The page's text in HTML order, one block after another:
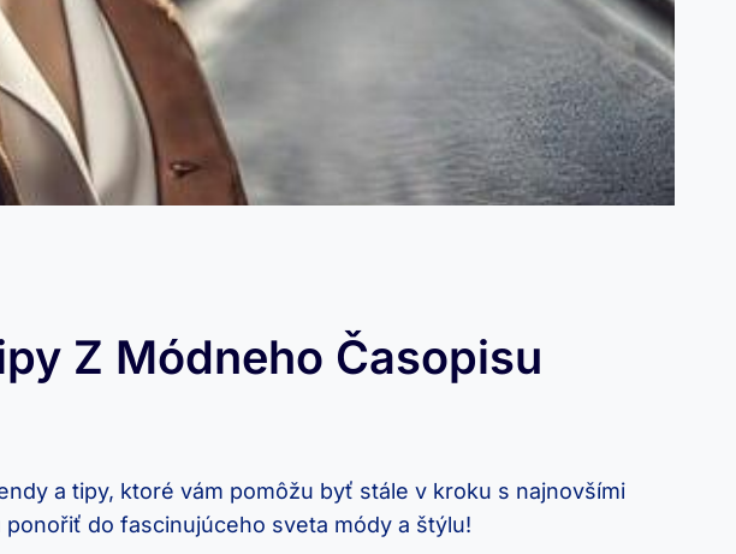
Z Módneho Časopisu
a tipy, ktoré vám pomôžu byť stále v kroku s najnovšími
do fascinujúceho sveta módy a štýlu!